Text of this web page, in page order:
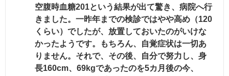
空腹時血糖201という結果が出て驚き、病院へ行
きました。一昨年までの検診ではやや高め（120
くらい）でしたが、放置しておいたのがいけな
かったようです。もちろん、自覚症状は一切あ
りません。それで、その後、自分で努力し、身
長160cm、69kgであったのを5カ月後の今、